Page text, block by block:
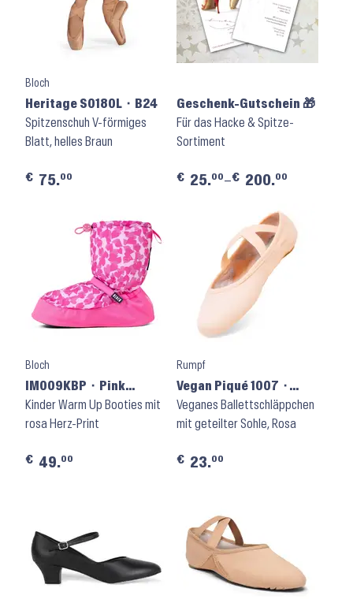
Bloch
Heritage S0180L ⬝ B24
Spitzenschuh V-förmiges
Blatt, helles Braun
€ 75.00
Geschenk-Gutschein 🎁
Für das Hacke & Spitze-
Sortiment
€ 25.00–€ 200.00
Bloch
IM009KBP ⬝ Pink
Hearts
Kinder Warm Up Booties mit
rosa Herz-Print
€ 49.00
Rumpf
Vegan Piqué 1007 ⬝
Light Pink
Veganes Ballettschläppchen
mit geteilter Sohle, Rosa
€ 23.00